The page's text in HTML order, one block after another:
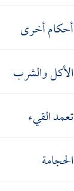
أحكام أخرى
الأكل والشرب
تعمد القيء
الحجامة